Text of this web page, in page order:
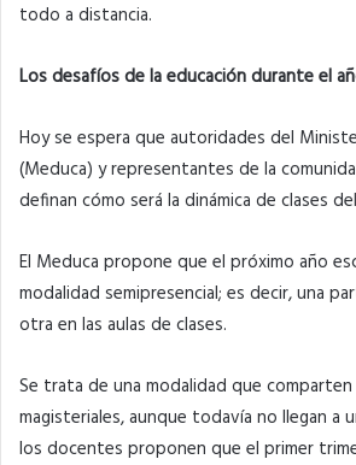
todo a distancia.
Los desafíos de la educación durante el
Hoy se espera que autoridades del
(Meduca) y representantes de la
definan cómo será la dinámica de clases
El Meduca propone que el próximo año
modalidad semipresencial; es decir, una
otra en las aulas de clases.
Se trata de una modalidad que
magisteriales, aunque todavía no llegan a
los docentes proponen que el primer